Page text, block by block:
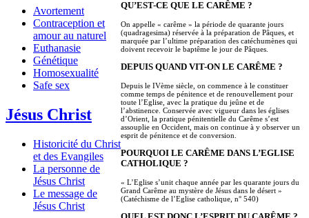
Avortement
Contraception et
amour au naturel
Euthanasie
Génétique
Homosexualité
Safe sex
Jésus Christ
Historicité du Christ
et des Evangiles
La personne de
Jésus Christ
Le message de
Jésus Christ
QU’EST-CE QUE LE CARÊME ?
On appelle « carême » la période de quarante jours
(quadragesima) réservée à la préparation de Pâques, et
marquée par l’ultime préparation des catéchumènes qui
doivent recevoir le baptême le jour de Pâques.
DEPUIS QUAND VIT-ON LE CARÊME ?
Depuis le IVème siècle, on commence à le constituer
comme temps de pénitence et de renouvellement pour
toute l’Eglise, avec la pratique du jeûne et de
l’abstinence. Conservée avec vigueur dans les églises
d’Orient, la pratique pénitentielle du Carême s’est
assouplie en Occident, mais on continue à y observer un
esprit de pénitence et de conversion.
POURQUOI LE CARÊME DANS L’EGLISE
CATHOLIQUE ?
« L’Eglise s’unit chaque année par les quarante jours du
Grand Carême au mystère de Jésus dans le désert »
(Catéchisme de l’Eglise catholique, n° 540)